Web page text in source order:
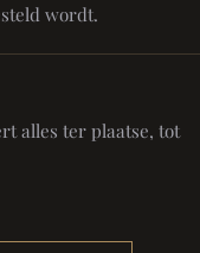
wordt.
alles ter plaatse, tot